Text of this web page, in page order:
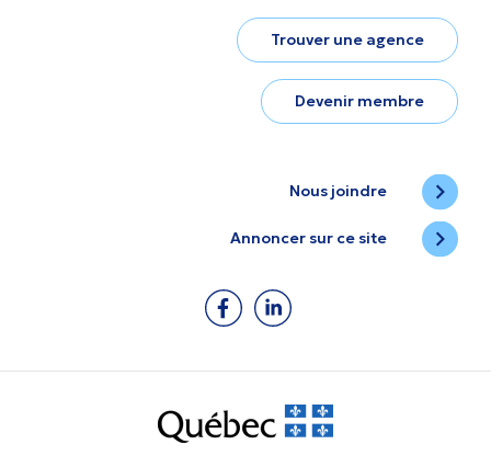
Trouver une agence
Devenir membre
Nous joindre
Annoncer sur ce site